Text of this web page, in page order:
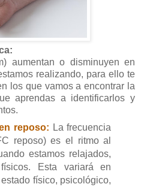
aumentan o disminuyen en
realizando, para ello te
los que vamos a encontrar la
aprendas a identificarlos y
reposo: La frecuencia
reposo) es el ritmo al
estamos relajados,
Esta variará en
físico, psicológico,